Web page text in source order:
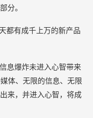
分。
都有成千上万的新产品
息爆炸未进入心智带来
体、无限的信息、无限
来，并进入心智，将成